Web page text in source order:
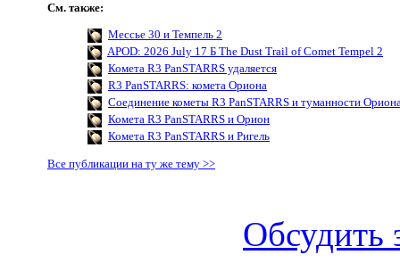
См. также:
Мессье 30 и Темпель 2
APOD: 2026 July 17 Б The Dust Trail of Comet Tempel 2
Комета R3 PanSTARRS удаляется
R3 PanSTARRS: комета Ориона
Соединение кометы R3 PanSTARRS и туманности
Комета R3 PanSTARRS и Орион
Комета R3 PanSTARRS и Ригель
Все публикации на ту же тему >>
Обсудить